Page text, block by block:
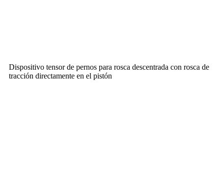
Dispositivo tensor de pernos para rosca descentrada con rosca de
tracción directamente en el pistón